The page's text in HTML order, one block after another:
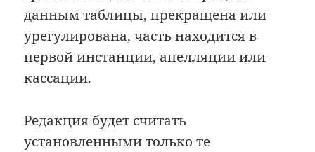
данным таблицы, прекращена или
урегулирована, часть находится в
первой инстанции, апелляции или
кассации.
Редакция будет считать
установленными только те